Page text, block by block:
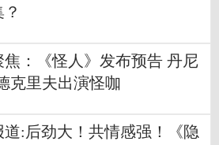
焦：《怪人》发布预告 丹尼
克里夫出演怪咖
道:后劲大！共情感强！《隐